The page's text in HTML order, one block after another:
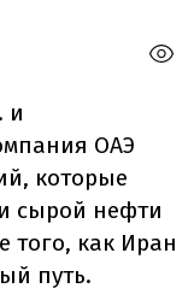
и
ОАЭ
которые
сырой нефти
того, как Иран
путь.